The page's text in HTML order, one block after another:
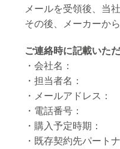
メールを受領後、当
その後、メーカーか
ご連絡時に記載いた
・会社名：
・担当者名：
・メールアドレス：
・電話番号：
・購入予定時期：
・既存契約先パート